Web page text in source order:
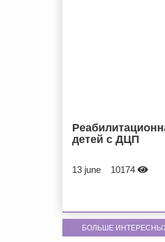
детей с ДЦП
13 june 10174
БОЛЬШЕ